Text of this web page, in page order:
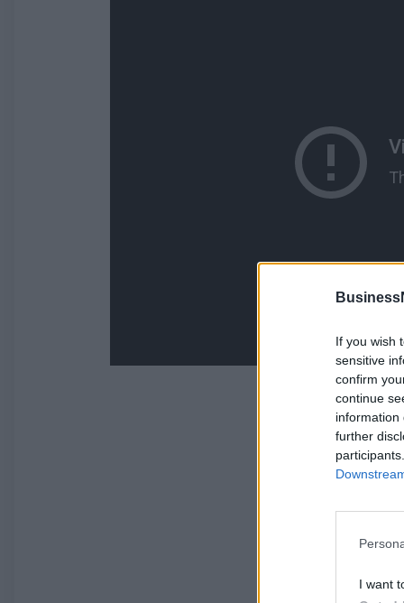
If you wish
sensitive
confirm
continue
information
further
I want